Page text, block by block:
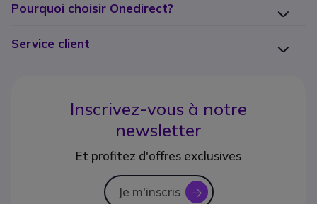
Pourquoi choisir Onedirect?
Service client
Inscrivez-vous à notre
newsletter
Et profitez d'offres exclusives
Je m'inscris icon